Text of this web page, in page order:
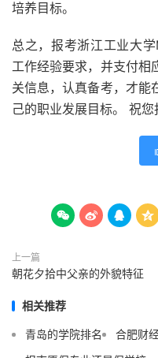
培养目标。
总之，报考浙江工业大
工作经验要求，并支付相
关信息，认真备考，才能
己的职业发展目标。 祝您
   
上一篇
朝花夕拾中父亲的外貌特征
相关推荐
青岛的学院排名
合肥财